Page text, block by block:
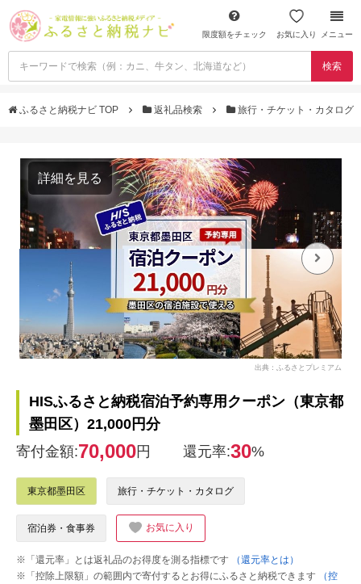
限度額をチェック お気に入り メニュー
検索
ふるさと納税ナビ TOP 返礼品検索 旅行・チケット・カタログ
詳細を見る
出典：ふるさとプレミアム
HISふるさと納税宿泊予約専用クーポン（東京都
墨田区）21,000円分
寄付金額:70,000円 還元率:30%
東京都墨田区 旅行・チケット・カタログ
宿泊券・食事券 お気に入り
※「還元率」とは返礼品のお得度を測る指標です
（還元率とは）
※「控除上限額」の範囲内で寄付するとお得にふるさと納税できます
（控